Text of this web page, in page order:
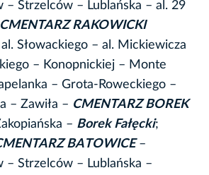
– Strzelców – Lublańska – al. 29
CMENTARZ RAKOWICKI
Słowackiego – al. Mickiewicza
– Konopnickiej – Monte
– Grota-Roweckiego –
– Zawiła – CMENTARZ BOREK
– Borek Fałęcki;
BATOWICE–
– Strzelców – Lublańska –